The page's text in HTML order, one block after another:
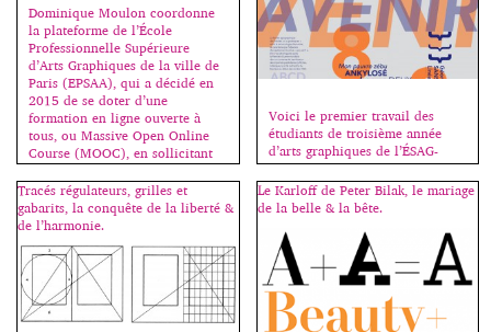
Dominique Moulon coordonne
la plateforme de l’École
Professionnelle Supérieure
d’Arts Graphiques de la ville de
Paris (EPSAA), qui a décidé en
2015 de se doter d’une
formation en ligne ouverte à
tous, ou Massive Open Online
Course (MOOC), en sollicitant
les compétences et en exploitant
les ressources dédiées à
l’enseignement des médias
digitaux. Ainsi le MOOC de
l’EPSAA Ville de Paris […]
Voici le premier travail des
étudiants de troisième année
d’arts graphiques de l’ÉSAG-
Penninghen, une affiche-
specimen, à la fois présentation
fonctionnelle, esthétique et
caractère de l’histoire
typographique. Cliquez sur une
image pour démarrer le
diaporama. Merci à Jeff Blunden
qui m’assiste pour ce cours.
Tracés régulateurs, grilles et
gabarits, la conquête de la liberté &
de l’harmonie.
Le Karloff de Peter Bilak, le mariage
de la belle & la bête.